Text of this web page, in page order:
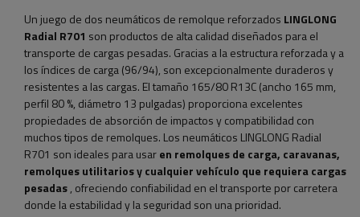
Un juego de dos neumáticos de remolque reforzados LINGLONG
Radial R701 son productos de alta calidad diseñados para el
transporte de cargas pesadas. Gracias a la estructura reforzada y a
los índices de carga (96/94), son excepcionalmente duraderos y
resistentes a las cargas. El tamaño 165/80 R13C (ancho 165 mm,
perfil 80 %, diámetro 13 pulgadas) proporciona excelentes
propiedades de absorción de impactos y compatibilidad con
muchos tipos de remolques. Los neumáticos LINGLONG Radial
R701 son ideales para usaren remolques de carga, caravanas,
remolques utilitarios y cualquier vehículo que requiera cargas
pesadas, ofreciendo confiabilidad en el transporte por carretera
donde la estabilidad y la seguridad son una prioridad.